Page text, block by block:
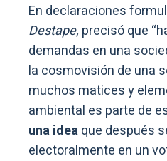
En declaraciones
Destape, precisó que
demandas en una
la cosmovisión de una
muchos matices y
ambiental es parte de
una ideaque después
electoralmente en un